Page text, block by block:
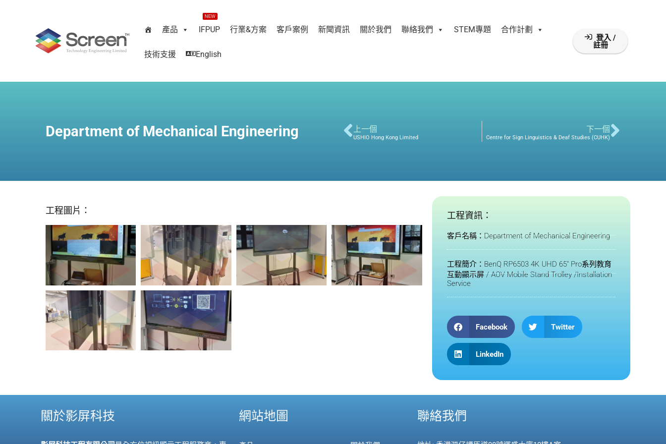
產品
NEW
IFPUP 行業&方案 客戶案例 新聞資訊 關於我們 聯絡我們 STEM專題 合作計劃
技術支援 English
登入 /
註冊
Department of Mechanical Engineering 上一個
USHIO Hong Kong Limited
下一個
Centre for Sign Linguistics & Deaf Studies (CUHK)
工程圖片： 工程資訊：
客戶名稱：Department of Mechanical Engineering
工程簡介：BenQ RP6503 4K UHD 65" Pro系列教育
互動顯示屏 / AOV Mobile Stand Trolley /Installation
Service
Facebook Twitter
LinkedIn
關於影屏科技 網站地圖 聯絡我們